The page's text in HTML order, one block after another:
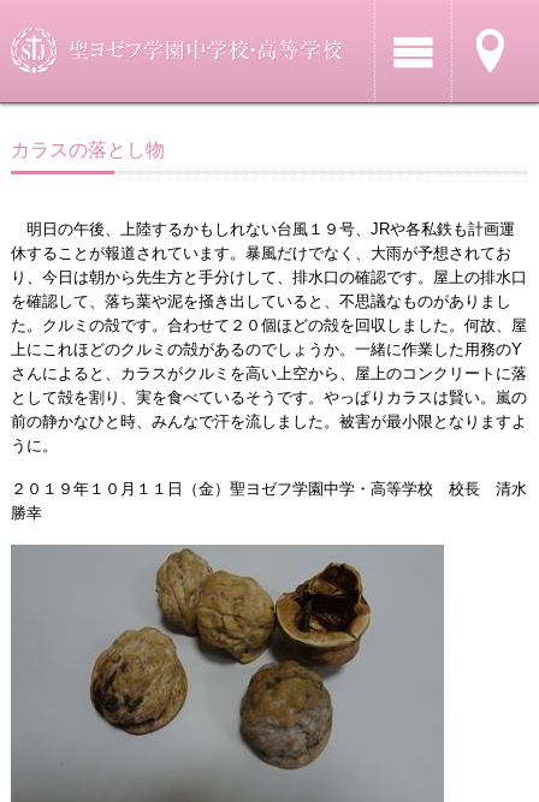
カラスの落とし物
明日の午後、上陸するかもしれない台風１９号、JRや各私鉄も計画運
休することが報道されています。暴風だけでなく、大雨が予想されてお
り、今日は朝から先生方と手分けして、排水口の確認です。屋上の排水口
を確認して、落ち葉や泥を掻き出していると、不思議なものがありまし
た。クルミの殻です。合わせて２０個ほどの殻を回収しました。何故、屋
上にこれほどのクルミの殻があるのでしょうか。一緒に作業した用務のY
さんによると、カラスがクルミを高い上空から、屋上のコンクリートに落
として殻を割り、実を食べているそうです。やっぱりカラスは賢い。嵐の
前の静かなひと時、みんなで汗を流しました。被害が最小限となりますよ
うに。
２０１９年１０月１１日（金）聖ヨゼフ学園中学・高等学校 校長 清水
勝幸